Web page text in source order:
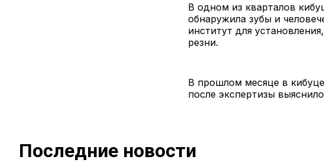
В одном из кварталов
обнаружила зубы и
институт для
резни.
В прошлом месяце в
после экспертизы
Последние новости